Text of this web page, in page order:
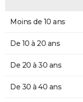
Moins de 10 ans
De 10 à 20 ans
De 20 à 30 ans
De 30 à 40 ans